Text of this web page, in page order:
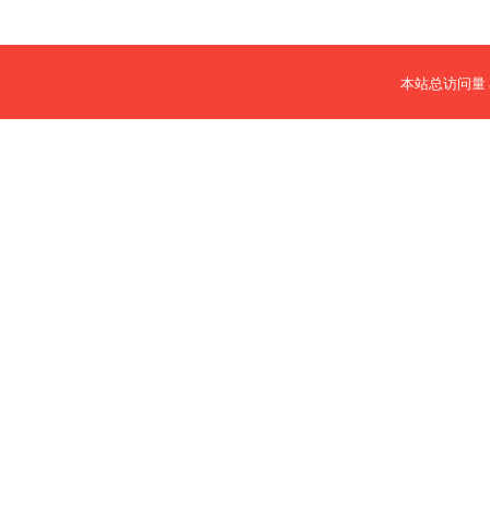
本站总访问量